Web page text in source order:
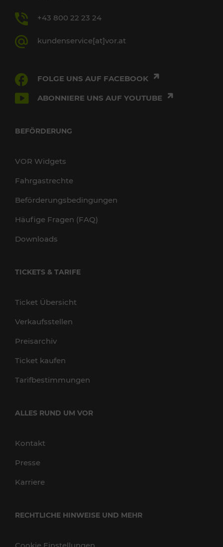
+43 800 22 23 24
kundenservice[at]vor.at
FOLGE UNS AUF FACEBOOK
ABONNIERE UNS AUF YOUTUBE
BEFÖRDERUNG
VOR Widgets
Fahrgastrechte
Beförderungsbedingungen
Häufige Fragen (FAQ)
Downloads
TICKETS & TARIFE
Ticket Übersicht
Verkaufsstellen
Preisarchiv
Ticket kaufen
Tarifbestimmungen
ALLES RUND UM VOR
Kontakt
Presse
Karriere
RECHTLICHE HINWEISE UND MEHR